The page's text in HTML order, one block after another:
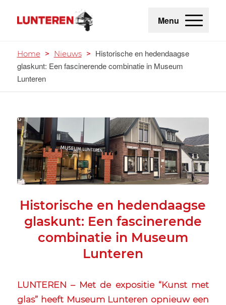
Menu
Home > Nieuws > Historische en hedendaagse
glaskunt: Een fascinerende combinatie in Museum
Lunteren
Historische en hedendaagse
glaskunt: Een fascinerende
combinatie in Museum
Lunteren
LUNTEREN – Met de expositie “Kunst met
glas” heeft Museum Lunteren opnieuw een